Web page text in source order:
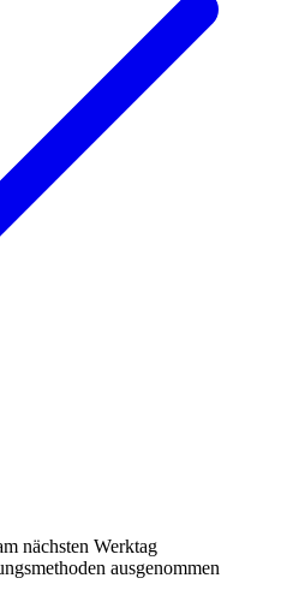
nächsten Werktag
ausgenommen